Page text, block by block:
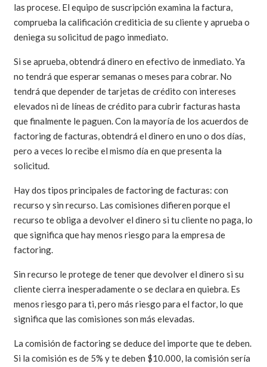
las procese. El equipo de suscripción examina la factura,
comprueba la calificación crediticia de su cliente y aprueba o
deniega su solicitud de pago inmediato.
Si se aprueba, obtendrá dinero en efectivo de inmediato. Ya
no tendrá que esperar semanas o meses para cobrar. No
tendrá que depender de tarjetas de crédito con intereses
elevados ni de líneas de crédito para cubrir facturas hasta
que finalmente le paguen. Con la mayoría de los acuerdos de
factoring de facturas, obtendrá el dinero en uno o dos días,
pero a veces lo recibe el mismo día en que presenta la
solicitud.
Hay dos tipos principales de factoring de facturas: con
recurso y sin recurso. Las comisiones difieren porque el
recurso te obliga a devolver el dinero si tu cliente no paga, lo
que significa que hay menos riesgo para la empresa de
factoring.
Sin recurso le protege de tener que devolver el dinero si su
cliente cierra inesperadamente o se declara en quiebra. Es
menos riesgo para ti, pero más riesgo para el factor, lo que
significa que las comisiones son más elevadas.
La comisión de factoring se deduce del importe que te deben.
Si la comisión es de 5% y te deben $10.000, la comisión sería